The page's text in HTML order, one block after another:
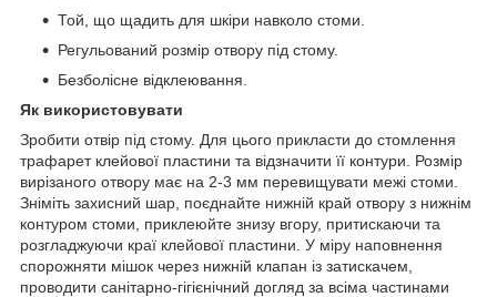
Той, що щадить для шкіри навколо стоми.
Регульований розмір отвору під стому.
Безболісне відклеювання.
Як використовувати
Зробити отвір під стому. Для цього прикласти до стомлення
трафарет клейової пластини та відзначити її контури. Розмір
вирізаного отвору має на 2-3 мм перевищувати межі стоми.
Зніміть захисний шар, поєднайте нижній край отвору з нижнім
контуром стоми, приклеюйте знизу вгору, притискаючи та
розгладжуючи краї клейової пластини. У міру наповнення
спорожняти мішок через нижній клапан із затискачем,
проводити санітарно-гігієнічний догляд за всіма частинами